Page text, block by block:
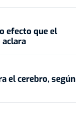
efecto que el
aclara
el cerebro, según